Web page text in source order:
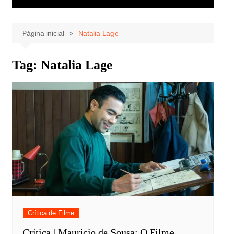
Página inicial Natalia Lage
Tag: Natalia Lage
Crítica de Filme